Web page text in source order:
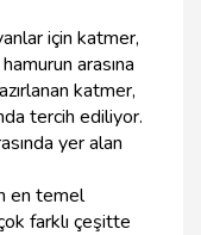
için katmer,
arasına
katmer,
tercih ediliyor.
yer alan
en temel
farklı çeşitte